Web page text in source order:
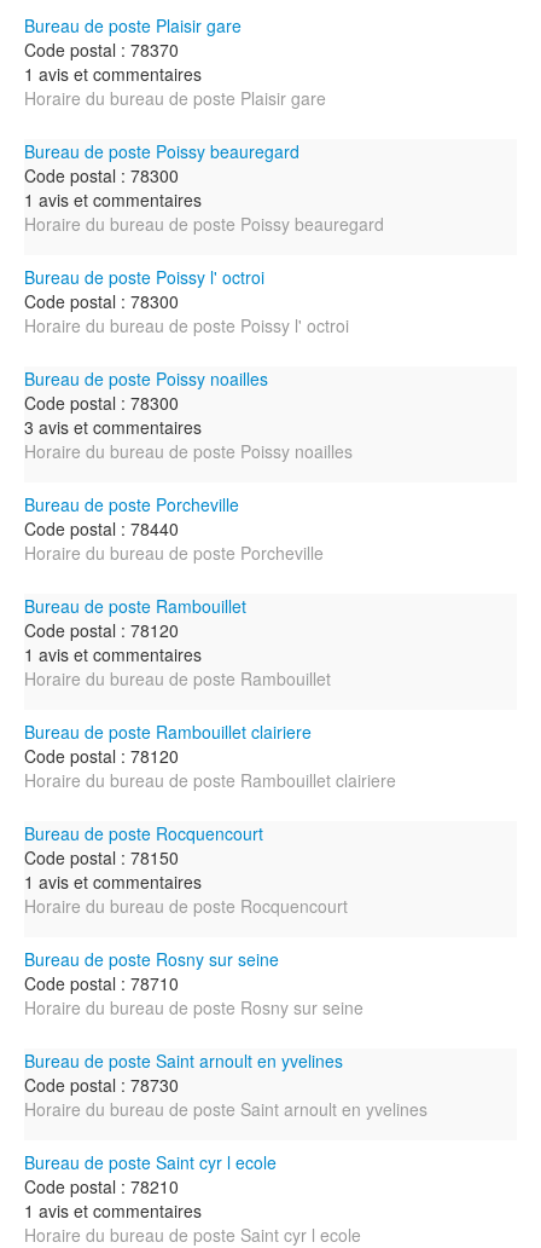
Bureau de poste Plaisir gare
Code postal : 78370
1 avis et commentaires
Horaire du bureau de poste Plaisir gare
Bureau de poste Poissy beauregard
Code postal : 78300
1 avis et commentaires
Horaire du bureau de poste Poissy beauregard
Bureau de poste Poissy l' octroi
Code postal : 78300
Horaire du bureau de poste Poissy l' octroi
Bureau de poste Poissy noailles
Code postal : 78300
3 avis et commentaires
Horaire du bureau de poste Poissy noailles
Bureau de poste Porcheville
Code postal : 78440
Horaire du bureau de poste Porcheville
Bureau de poste Rambouillet
Code postal : 78120
1 avis et commentaires
Horaire du bureau de poste Rambouillet
Bureau de poste Rambouillet clairiere
Code postal : 78120
Horaire du bureau de poste Rambouillet clairiere
Bureau de poste Rocquencourt
Code postal : 78150
1 avis et commentaires
Horaire du bureau de poste Rocquencourt
Bureau de poste Rosny sur seine
Code postal : 78710
Horaire du bureau de poste Rosny sur seine
Bureau de poste Saint arnoult en yvelines
Code postal : 78730
Horaire du bureau de poste Saint arnoult en yvelines
Bureau de poste Saint cyr l ecole
Code postal : 78210
1 avis et commentaires
Horaire du bureau de poste Saint cyr l ecole